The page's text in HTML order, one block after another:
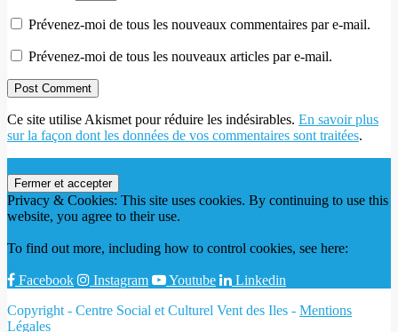
Prévenez-moi de tous les nouveaux commentaires par e-mail.
Prévenez-moi de tous les nouveaux articles par e-mail.
Ce site utilise Akismet pour réduire les indésirables. En savoir plus
sur la façon dont les données de vos commentaires sont traitées.
Privacy & Cookies: This site uses cookies. By continuing to use this
website, you agree to their use.
To find out more, including how to control cookies, see here:
Facebook
Instagram Youtube
Linkedin
Copyright - Centre Social et Culturel Vent des Iles - Mentions
Légales